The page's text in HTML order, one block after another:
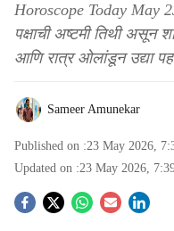
Horoscope Today
पक्षाची अष्टमी तिथी असून
आणि रात्र ओलांडून उद्या
Sameer Amunekar
Published on :23 May 2026,
Updated on :23 May 2026,
S